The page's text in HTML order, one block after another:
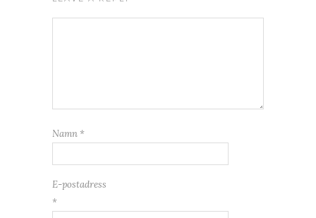
Namn *
E-postadress
*